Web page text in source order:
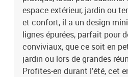
(LxWxH)4 x Coussin de dossier : 50 x
8721288650849SKU:
espace extérieur, jardin ou
et confort, il a un design
lignes épurées, parfait pour
conviviaux, que ce soit en
jardin ou lors de grandes
Profites-en durant l'été, cet